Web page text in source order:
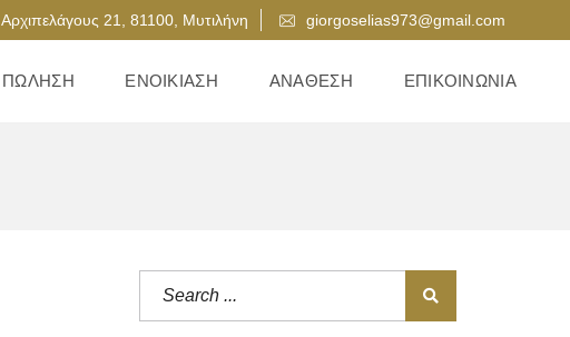
Αρχιπελάγους 21, 81100, Μυτιλήνη giorgoselias973@gmail.com
ΠΏΛΗΣΗ ΕΝΟΙΚΊΑΣΗ ΑΝΆΘΕΣΗ ΕΠΙΚΟΙΝΩΝΊΑ